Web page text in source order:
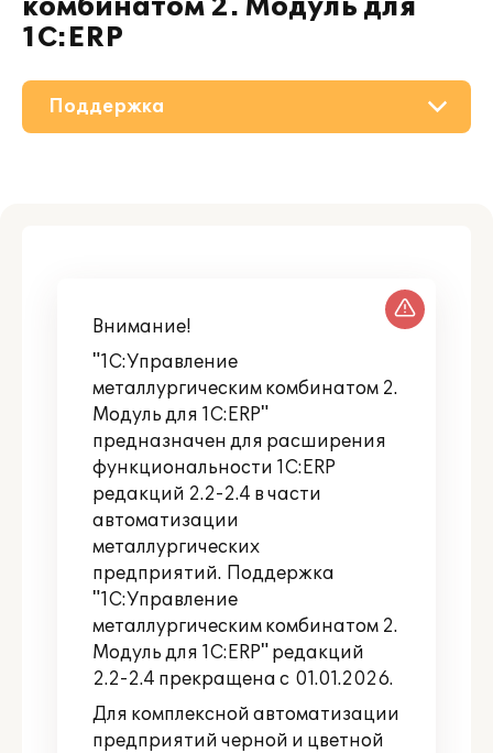
комбинатом 2. Модуль для
1С:ERP
Поддержка
Партнерам
Внимание!
"1С:Управление
металлургическим комбинатом 2.
Модуль для 1С:ERP"
предназначен для расширения
функциональности 1С:ERP
редакций 2.2-2.4 в части
автоматизации
металлургических
предприятий. Поддержка
"1С:Управление
металлургическим комбинатом 2.
Модуль для 1С:ERP" редакций
2.2-2.4 прекращена с 01.01.2026.
Для комплексной автоматизации
предприятий черной и цветной